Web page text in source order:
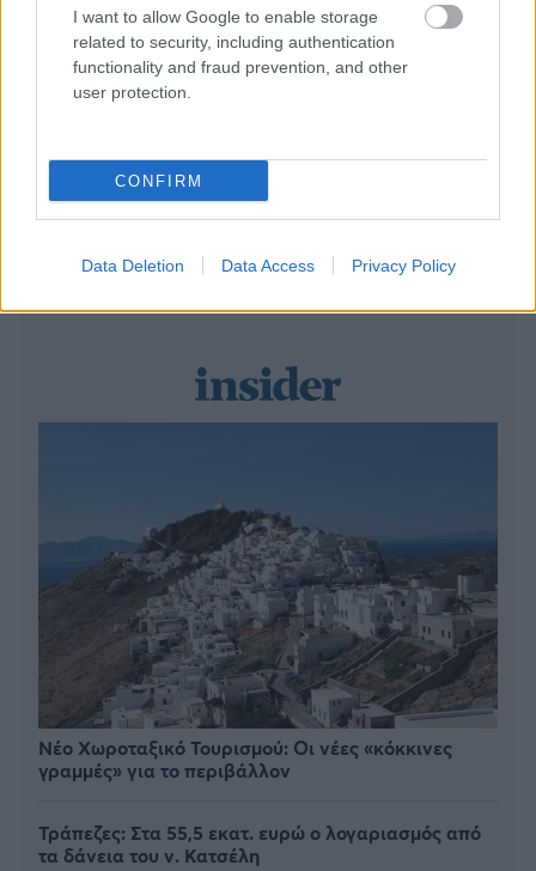
I want to allow Google to enable storage
related to security, including authentication
functionality and fraud prevention, and other
user protection.
CONFIRM
Data Deletion Data Access Privacy Policy
Άννα Βίσση: Απόλαυσε Τσιτσάνη από μπάντα
δρόμου στο Φισκάρδο - «Κάτι θα κάνουμε στην
Το ελληνικό βιβλίο που προτείνει η Dua Lipa δεν το
διάβασες στο σχολείο: Τι εστί «Deepfake»
Η χώρα στην οποία βρίσκεται το καλύτερο μέρος
Νέο Χωροταξικό Τουρισμού: Οι νέες «κόκκινες
γραμμές» για το περιβάλλον
Τράπεζες: Στα 55,5 εκατ. ευρώ ο λογαριασμός από
τα δάνεια του ν. Κατσέλη